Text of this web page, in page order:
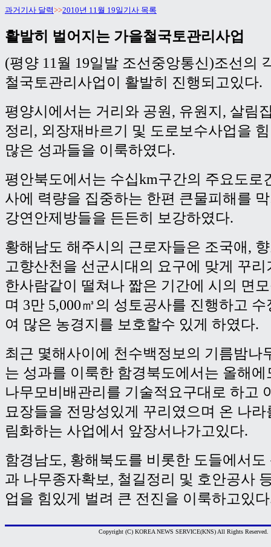
과거기사 달력>>2010년 11월 19일기사 목록
활발히 벌어지는 가을철국토관리사업
(평양 11월 19일발 조선중앙통신)조선의
철국토관리사업이 활발히 진행되고있다.
평양시에서는 거리와 공원, 유원지, 살림
정리, 외장재바르기 및 도로보수사업을
많은 성과들을 이룩하였다.
평안북도에서는 수십km구간의 주요도로
사에 력량을 집중하는 한편 큰물피해를
강연안제방들을 든든히 보강하였다.
황해남도 해주시의 근로자들은 조국애,
고향산천을 선군시대의 요구에 맞게 꾸
한사람같이 떨쳐나 짧은 기간에 시의 면
며 3만 5,000㎥의 성토공사를 진행하고
여 많은 농경지를 보호할수 있게 하였다.
최근 몇해사이에 천수백정보의 기름밤나
는 성과를 이룩한 함경북도에서는 올해
나무모비배관리를 기술적요구대로 하고
묘장들을 전망성있게 꾸리였으며 온 나라
림화하는 사업에서 앞장서나가고있다.
함경남도, 황해북도를 비롯한 도들에서
과 나무종자확보, 철길정리 및 호안공사
업을 힘있게 벌려 큰 전진을 이룩하고있
Copyright (C) KOREA NEWS SERVICE(KNS) All Rights Reserved.